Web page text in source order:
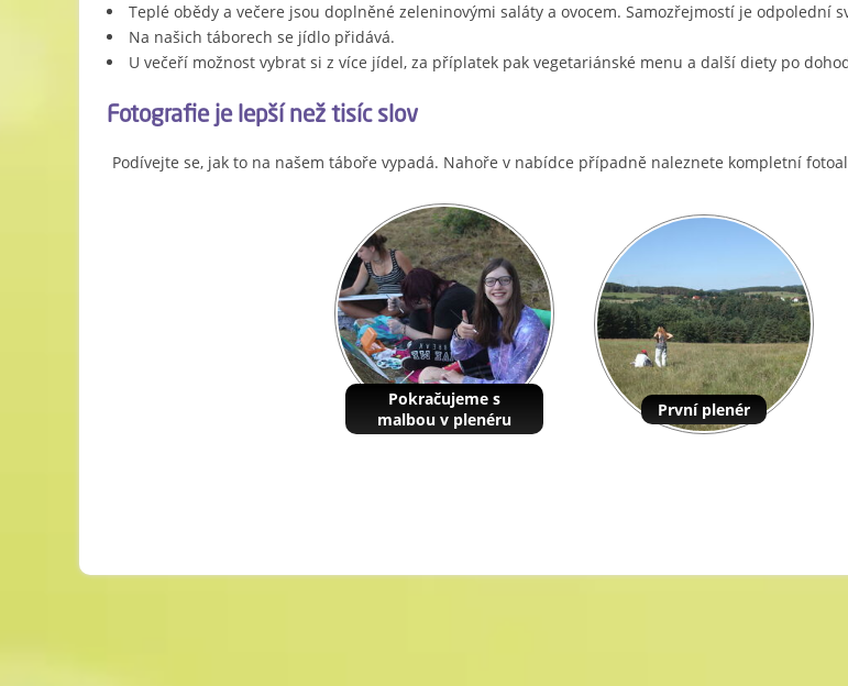
Teplé obědy a večere jsou doplněné zeleninovými saláty a ovocem. Samozřejmostí je odpolední
Na našich táborech se jídlo přidává.
U večeří možnost vybrat si z více jídel, za příplatek pak vegetariánské menu a další diety po
Fotografie je lepší než tisíc slov
Podívejte se, jak to na našem táboře vypadá. Nahoře v nabídce případně naleznete kompletní
Pokračujeme s
malbou v plenéru
První plenér